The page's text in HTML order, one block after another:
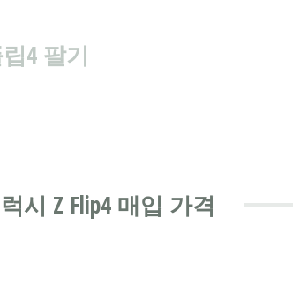
4 팔기
시 Z Flip4 매입 가격